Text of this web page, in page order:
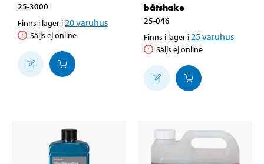
25-3000
Finns i lager i 20varuhus
Säljs ej online
båtshake
25-046
Finns i lager i 25varuhus
Säljs ej online